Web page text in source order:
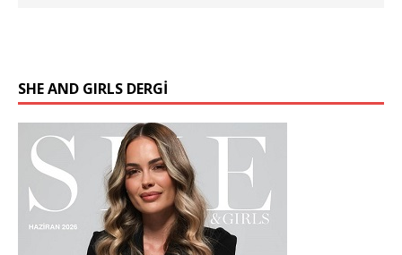
SHE AND GIRLS DERGİ